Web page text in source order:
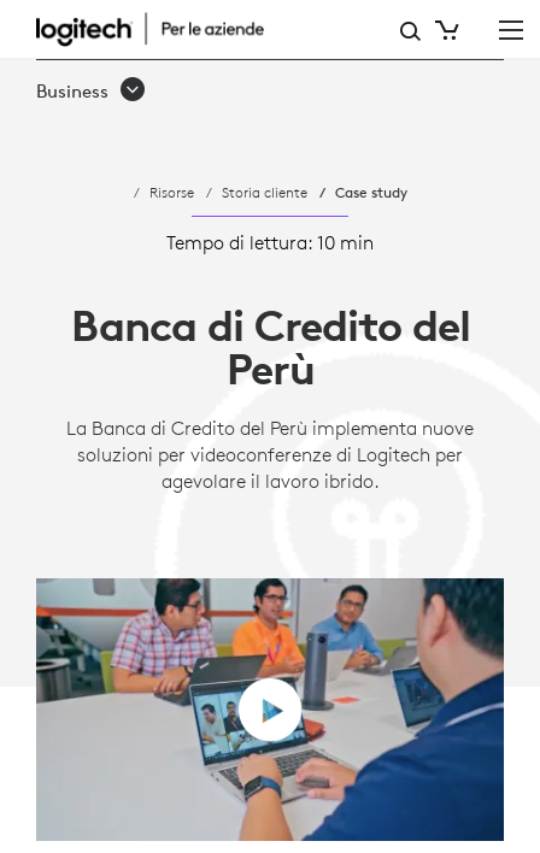
CASE
STUDY:
CREDITO
PERÙ
B2B
Business
Risorse Storia cliente Case study
Tempo di lettura: 10 min
Banca di Credito del
Perù
La Banca di Credito del Perù implementa nuove
soluzioni per videoconferenze di Logitech per
agevolare il lavoro ibrido.